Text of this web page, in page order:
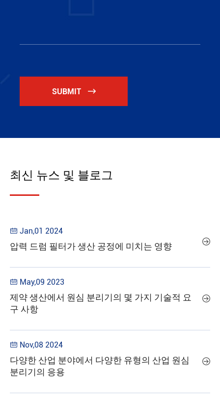
SUBMIT 
최신 뉴스 및 블로그
 Jan,01 2024
압력 드럼 필터가 생산 공정에 미치는 영향 
 May,09 2023
제약 생산에서 원심 분리기의 몇 가지 기술적 요
구 사항

 Nov,08 2024
다양한 산업 분야에서 다양한 유형의 산업 원심
분리기의 응용
